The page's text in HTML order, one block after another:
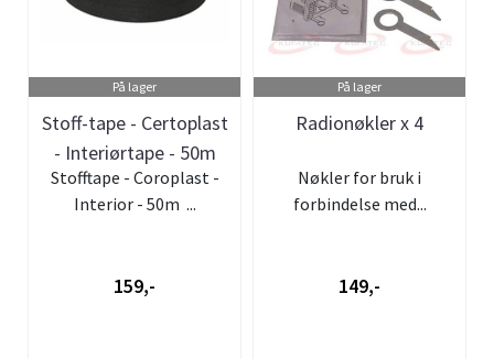
På lager
Stoff-tape - Certoplast
- Interiørtape - 50m
Stofftape - Coroplast -
Interior - 50m ...
159,-
På lager
Radionøkler x 4
Nøkler for bruk i
forbindelse med...
149,-